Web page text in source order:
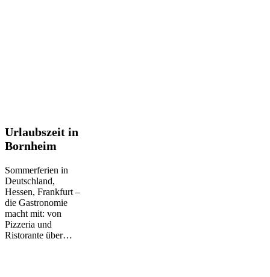
Urlaubszeit
in
Bornheim
Urlaubszeit in
Bornheim
Sommerferien in
Deutschland,
Hessen, Frankfurt –
die Gastronomie
macht mit: von
Pizzeria und
Ristorante über…